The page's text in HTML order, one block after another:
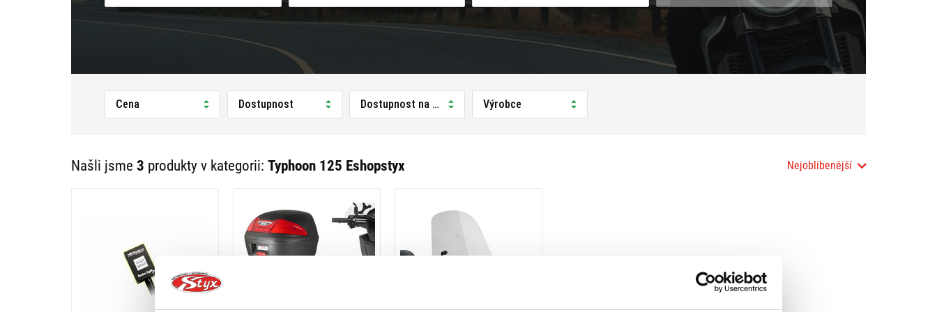
Cena Dostupnost Dostupnost na prodejně Výrobce
Našli jsme 3 produkty v kategorii: Typhoon 125 Eshopstyx Nejoblíbenější